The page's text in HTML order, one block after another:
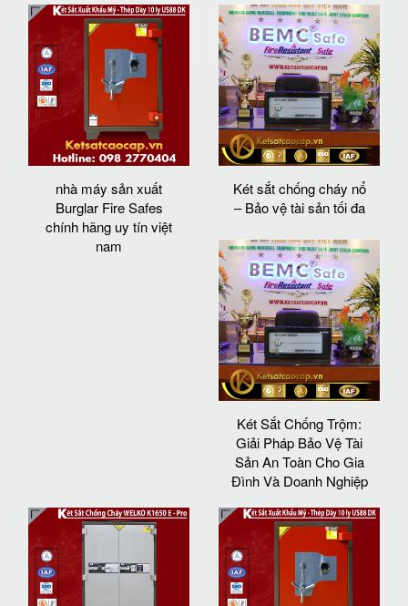
nhà máy sản xuất
Burglar Fire Safes
chính hãng uy tín việt
nam
Két sắt chống cháy nổ
– Bảo vệ tài sản tối đa
Két Sắt Chống Trộm:
Giải Pháp Bảo Vệ Tài
Sản An Toàn Cho Gia
Đình Và Doanh Nghiệp